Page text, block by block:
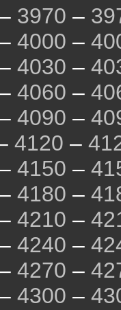
3970 –
4000 –
4030 –
4060 –
4090 –
4120 –
4150 –
4180 –
4210 –
4240 –
4270 –
4300 –